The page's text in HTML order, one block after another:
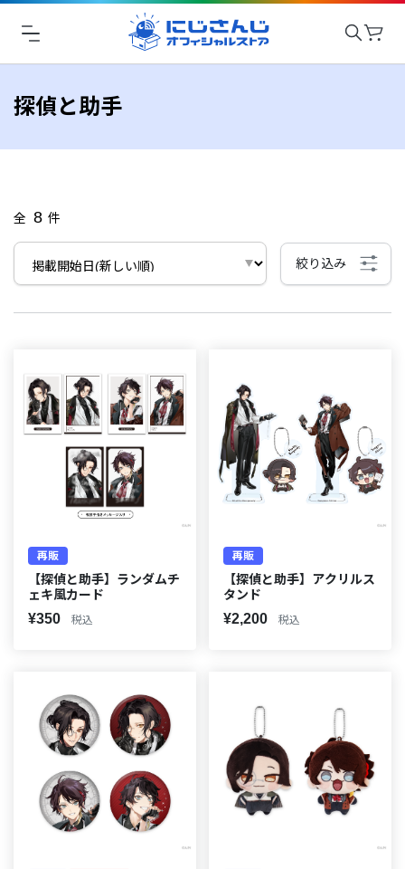
探偵と助手
全 8 件
絞り込み
再販
【探偵と助手】ランダムチ
ェキ風カード
¥350 税込
再販
【探偵と助手】アクリルス
タンド
¥2,200 税込